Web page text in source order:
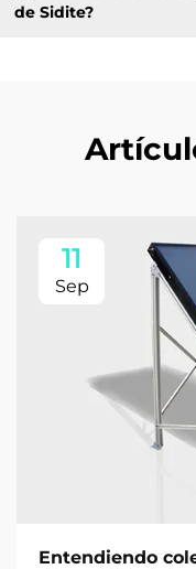
de Sidite?
11
Sep
Entendiendo